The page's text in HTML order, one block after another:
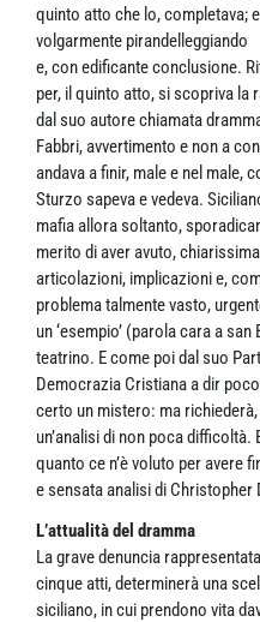
quinto atto che lo, completava;
volgarmente pirandelleggiando
e, con edificante conclusione.
per, il quinto atto, si scopriva la
dal suo autore chiamata
Fabbri, avvertimento e non a
andava a finir, male e nel male,
Sturzo sapeva e vedeva.
mafia allora soltanto,
merito di aver avuto,
articolazioni, implicazioni e,
problema talmente vasto,
un ‘esempio’ (parola cara a
teatrino. E come poi dal suo
Democrazia Cristiana a dir
certo un mistero: ma richiederà,
un’analisi di non poca
quanto ce n’è voluto per avere
e sensata analisi di
L’attualità del dramma
La grave denuncia
cinque atti, determinerà una
siciliano, in cui prendono vita